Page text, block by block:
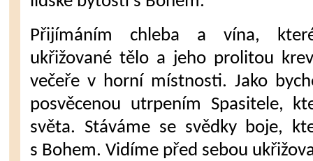
Přijímáním chleba a vína,
ukřižované tělo a je­ho prolitou
večeře v horní místnosti. Jako
posvěcenou utr­pením Spasitele,
světa. Stáváme se svědky boje,
s Bohem. Vidíme před sebou